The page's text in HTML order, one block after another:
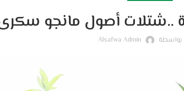
..شتلات أصول مانجو سكرى ب
بواسطة Alsafwa Admin